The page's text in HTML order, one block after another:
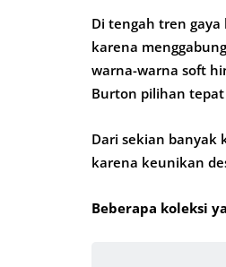
Di tengah tren
karena
warna-warna soft
Burton pilihan
Dari sekian banyak
karena keunikan
Beberapa koleksi